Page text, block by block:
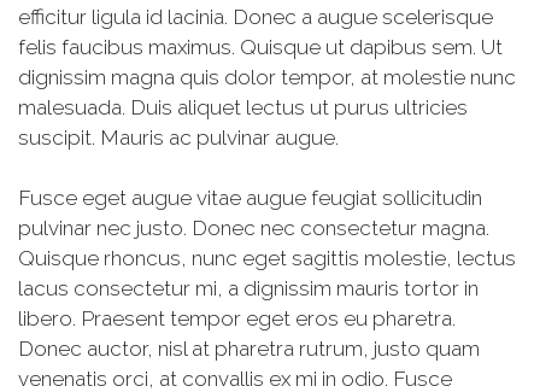
efficitur ligula id lacinia. Donec a augue scelerisque
felis faucibus maximus. Quisque ut dapibus sem. Ut
dignissim magna quis dolor tempor, at molestie nunc
malesuada. Duis aliquet lectus ut purus ultricies
suscipit. Mauris ac pulvinar augue.
Fusce eget augue vitae augue feugiat sollicitudin
pulvinar nec justo. Donec nec consectetur magna.
Quisque rhoncus, nunc eget sagittis molestie, lectus
lacus consectetur mi, a dignissim mauris tortor in
libero. Praesent tempor eget eros eu pharetra.
Donec auctor, nisl at pharetra rutrum, justo quam
venenatis orci, at convallis ex mi in odio. Fusce